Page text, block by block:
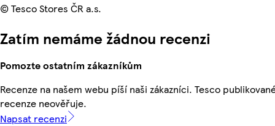
© Tesco Stores ČR a.s.
Zatím nemáme žádnou recenzi
Pomozte ostatním zákazníkům
Recenze na našem webu píší naši zákazníci. Tesco
recenze neověřuje.
Napsat recenzi